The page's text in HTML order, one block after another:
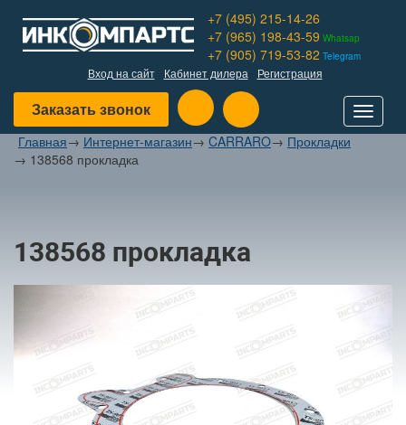
+7 (495) 215-14-26
+7 (965) 198-43-59 Whatsap
+7 (905) 719-53-82 Telegram
Вход на сайт Кабинет дилера Регистрация
Заказать звонок
Toggle
Главная→ Интернет-магазин→ CARRARO→ Прокладки
→ 138568 прокладка
138568 прокладка